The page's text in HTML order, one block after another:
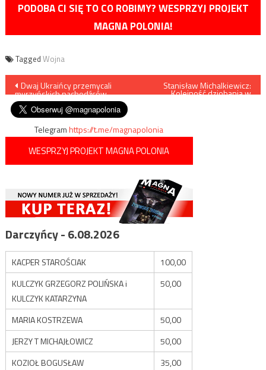
PODOBA CI SIĘ TO CO ROBIMY? WESPRZYJ PROJEKT
MAGNA POLONIA!
Tagged Wojna
Nawigacja
wpisu
Dwaj Ukraińcy przemycali
murzyńskich nachodźców
Stanisław Michalkiewicz:
Kolejność dziobania w
Telegramhttps://t.me/magnapolonia
WESPRZYJ PROJEKT MAGNA POLONIA
Darczyńcy - 6.08.2026
KACPER STAROŚCIAK
100,00
KULCZYK GRZEGORZ POLIŃSKA i
KULCZYK KATARZYNA
50,00
MARIA KOSTRZEWA
50,00
JERZY T MICHAJŁOWICZ
50,00
KOZIOŁ BOGUSŁAW
35,00